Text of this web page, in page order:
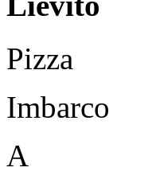
Pizza
Imbarco
A